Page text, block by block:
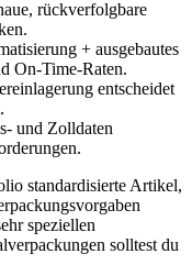
rückverfolgbare
+ ausgebautes
On-Time-Raten.
entscheidet
und Zolldaten
standardisierte Artikel,
speziellen
solltest du